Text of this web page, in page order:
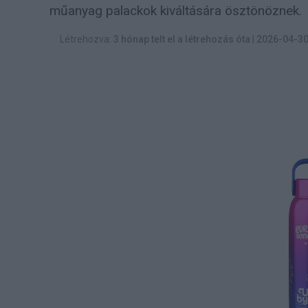
műanyag palackok kiváltására ösztönöznek.
Létrehozva: 3 hónap telt el a létrehozás óta 2026-04-30